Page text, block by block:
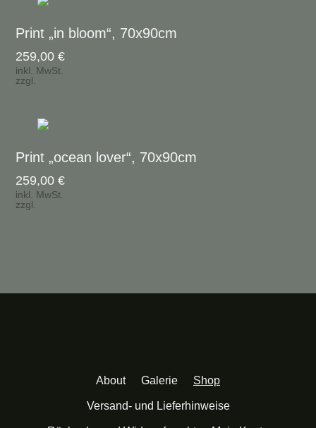
Print „in bloom“, 70x90cm
259,00€
inkl. MwSt.
zzgl.
Print „ocean lover“, 70x90cm
259,00€
inkl. MwSt.
zzgl.
About Galerie Shop
Versand- und Lieferhinweise